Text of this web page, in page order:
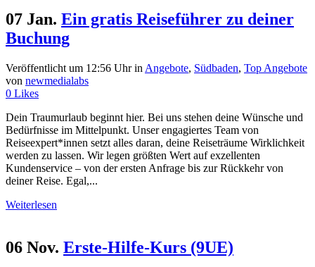
07 Jan. Ein gratis Reiseführer zu deiner
Buchung
Veröffentlicht um 12:56 Uhrin Angebote, Südbaden, Top Angebote
von newmedialabs
0 Likes
Dein Traumurlaub beginnt hier. Bei uns stehen deine Wünsche und
Bedürfnisse im Mittelpunkt. Unser engagiertes Team von
Reiseexpert*innen setzt alles daran, deine Reiseträume Wirklichkeit
werden zu lassen. Wir legen größten Wert auf exzellenten
Kundenservice – von der ersten Anfrage bis zur Rückkehr von
deiner Reise. Egal,...
Weiterlesen
06 Nov. Erste-Hilfe-Kurs (9UE)